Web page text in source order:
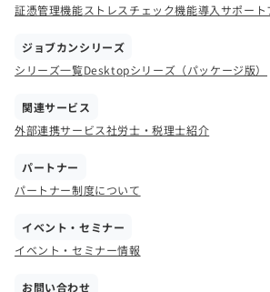
証憑管理機能ストレスチェック機能導入サポート
ジョブカンシリーズ
シリーズ一覧Desktopシリーズ（パッケージ版）
関連サービス
外部連携サービス社労士・税理士紹介
パートナー
パートナー制度について
イベント・セミナー
イベント・セミナー情報
お問い合わせ